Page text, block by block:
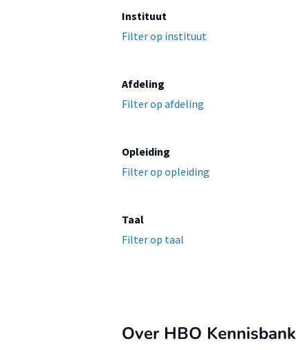
Instituut
Filter op instituut
Afdeling
Filter op afdeling
Opleiding
Filter op opleiding
Taal
Filter op taal
Over HBO Kennisbank